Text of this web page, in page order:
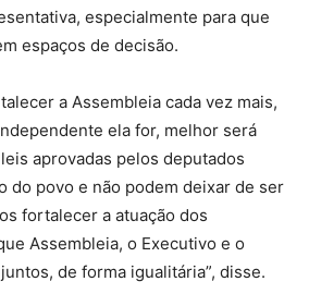
especialmente para que
espaços de decisão.
a Assembleia cada vez mais,
ela for, melhor será
aprovadas pelos deputados
do povo e não podem deixar de ser
fortalecer a atuação dos
Assembleia, o Executivo e o
de forma igualitária”, disse.